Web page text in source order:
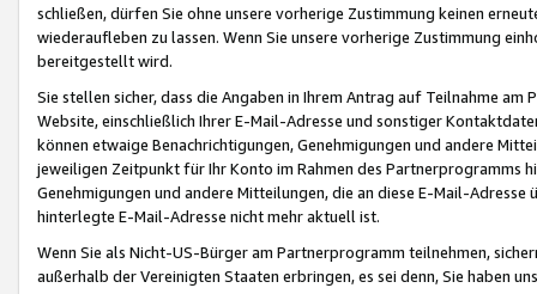
schließen, dürfen Sie ohne unsere vorherige Zustimmung keinen
wiederaufleben zu lassen. Wenn Sie unsere vorherige Zustimmung
bereitgestellt wird.
Sie stellen sicher, dass die Angaben in Ihrem Antrag auf Teilnahme
Website, einschließlich Ihrer E-Mail-Adresse und sonstiger
können etwaige Benachrichtigungen, Genehmigungen und andere
jeweiligen Zeitpunkt für Ihr Konto im Rahmen des Partnerprogramms
Genehmigungen und andere Mitteilungen, die an diese E-Mail-
hinterlegte E-Mail-Adresse nicht mehr aktuell ist.
Wenn Sie als Nicht-US-Bürger am Partnerprogramm teilnehmen,
außerhalb der Vereinigten Staaten erbringen, es sei denn, Sie haben